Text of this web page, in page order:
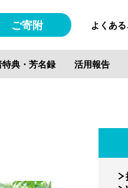
ご寄附 よくあ
典・芳名録 活用報告